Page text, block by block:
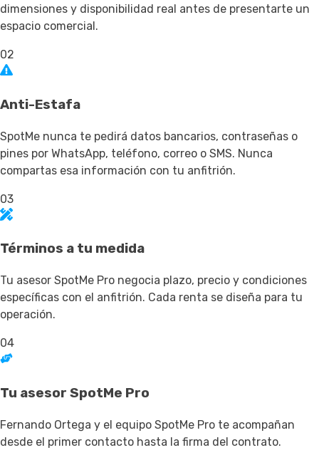
dimensiones y disponibilidad real antes de presentarte un
espacio comercial.
02
Anti-Estafa
SpotMe nunca te pedirá datos bancarios, contraseñas o
pines por WhatsApp, teléfono, correo o SMS. Nunca
compartas esa información con tu anfitrión.
03
Términos a tu medida
Tu asesor SpotMe Pro negocia plazo, precio y condiciones
específicas con el anfitrión. Cada renta se diseña para tu
operación.
04
Tu asesor SpotMe Pro
Fernando Ortega y el equipo SpotMe Pro te acompañan
desde el primer contacto hasta la firma del contrato.